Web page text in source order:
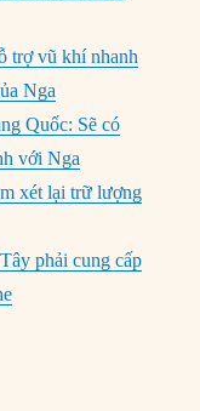
trợ vũ khí nhanh
Nga
Quốc: Sẽ có
với Nga
xét lại trữ lượng
phải cung cấp
(17/2 – 23/2/2023)”